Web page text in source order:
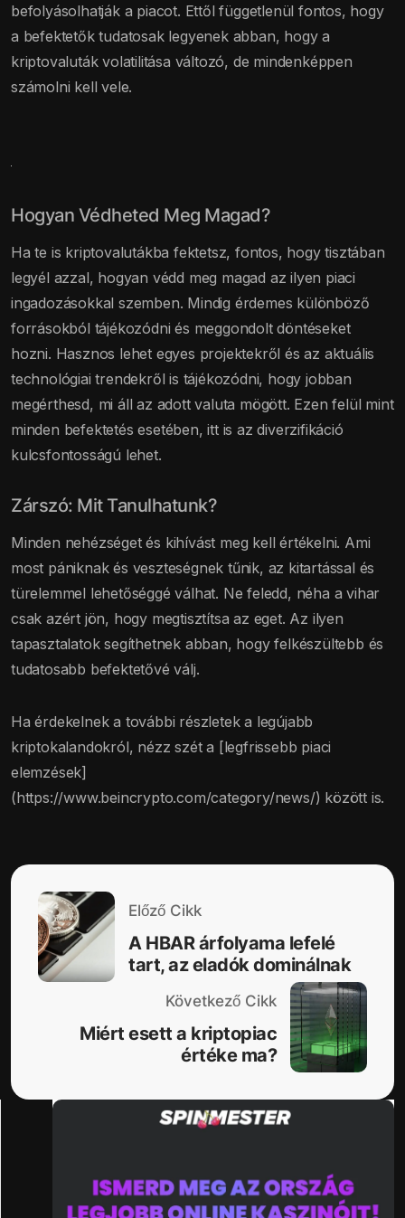
befolyásolhatják a piacot. Ettől függetlenül fontos, hogy
a befektetők tudatosak legyenek abban, hogy a
kriptovaluták volatilitása változó, de mindenképpen
számolni kell vele.
Hogyan Védheted Meg Magad?
Ha te is kriptovalutákba fektetsz, fontos, hogy tisztában
legyél azzal, hogyan védd meg magad az ilyen piaci
ingadozásokkal szemben. Mindig érdemes különböző
forrásokból tájékozódni és meggondolt döntéseket
hozni. Hasznos lehet egyes projektekről és az aktuális
technológiai trendekről is tájékozódni, hogy jobban
megérthesd, mi áll az adott valuta mögött. Ezen felül mint
minden befektetés esetében, itt is az diverzifikáció
kulcsfontosságú lehet.
Zárszó: Mit Tanulhatunk?
Minden nehézséget és kihívást meg kell értékelni. Ami
most pániknak és veszteségnek tűnik, az kitartással és
türelemmel lehetőséggé válhat. Ne feledd, néha a vihar
csak azért jön, hogy megtisztítsa az eget. Az ilyen
tapasztalatok segíthetnek abban, hogy felkészültebb és
tudatosabb befektetővé válj.
Ha érdekelnek a további részletek a legújabb
kriptokalandokról, nézz szét a [legfrissebb piaci
elemzések]
(https://www.beincrypto.com/category/news/) között is.
Előző Cikk
A HBAR árfolyama lefelé
tart, az eladók dominálnak
Következő Cikk
Miért esett a kriptopiac
értéke ma?